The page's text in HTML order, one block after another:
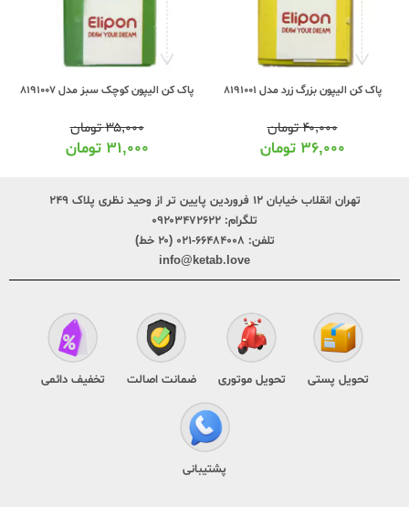
پاک کن الیپون بزرگ زرد مدل 8191001
۴۰,۰۰۰تومان
۳۶,۰۰۰ تومان
پاک کن الیپون کوچک سبز مدل 8191007
۳۵,۰۰۰تومان
۳۱,۰۰۰ تومان
تهران انقلاب خیابان ۱۲ فروردین پایین تر از وحید نظری پلاک ۲۴۹
تلگرام: ۰۹۲۰۳۴۷۲۶۲۲
تلفن: ۶۶۴۸۴۰۰۸-۰۲۱ (۲۰ خط)
info@ketab.love
تحویل پستی تحویل موتوری ضمانت اصالت تخفیف دائمی
پشتیبانی